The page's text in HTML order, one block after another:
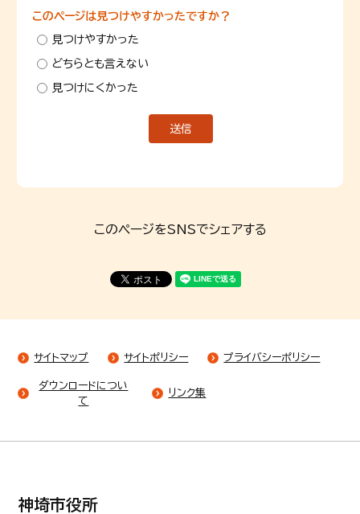
このページは見つけやすかったですか？
見つけやすかった
どちらとも言えない
見つけにくかった
このページをSNSでシェアする
サイトマップ サイトポリシー プライバシーポリシー
ダウンロードについ
て
リンク集
神埼市役所